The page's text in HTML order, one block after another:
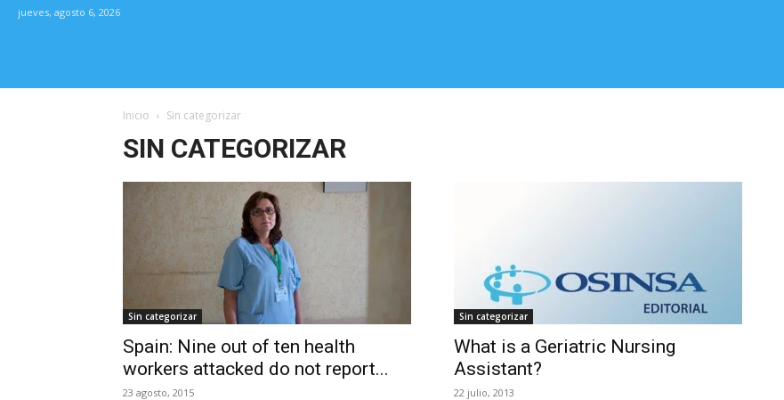
jueves, agosto 6, 2026
Inicio Sin categorizar
SIN CATEGORIZAR
Sin categorizar
Spain: Nine out of ten health
workers attacked do not report...
23 agosto, 2015
Sin categorizar
What is a Geriatric Nursing
Assistant?
22 julio, 2013